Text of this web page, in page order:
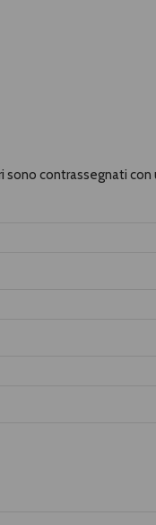
sono contrassegnati con